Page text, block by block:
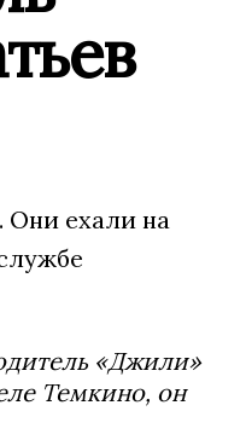
Они ехали на
«Джили»
Темкино, он